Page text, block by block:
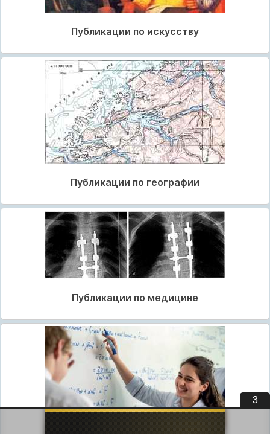
Публикации по искусству
Публикации по географии
Публикации по медицине
3